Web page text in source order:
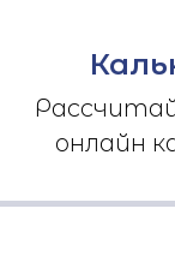
онлайн